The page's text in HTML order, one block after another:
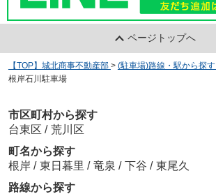
ページトップへ
【TOP】城北商事不動産部 > (駐車場)路線・駅から探す
根岸石川駐車場
市区町村から探す
台東区 / 荒川区
町名から探す
根岸 / 東日暮里 / 竜泉 / 下谷 / 東尾久
路線から探す